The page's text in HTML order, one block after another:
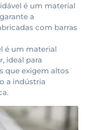
é um material
a
com barras
é um material
ideal para
que exigem altos
a indústria